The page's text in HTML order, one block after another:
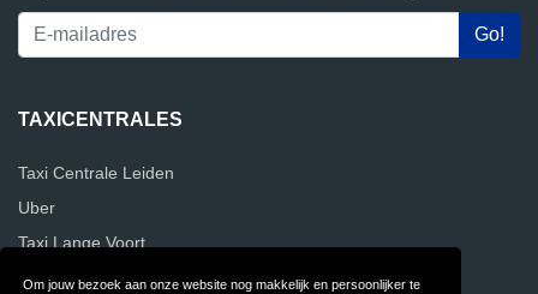
Om jouw bezoek aan onze website nog makkelijk en persoonlijker te
TAXICENTRALES
Taxi Centrale Leiden
Uber
Taxi Lange Voort